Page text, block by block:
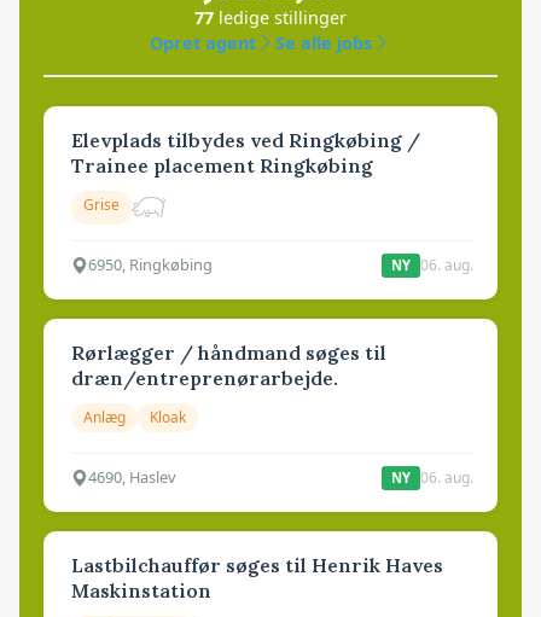
77 ledige stillinger
Opret agent
Se alle jobs
Elevplads tilbydes ved Ringkøbing /
Trainee placement Ringkøbing
Grise
6950, Ringkøbing NY 06. aug.
Rørlægger / håndmand søges til
dræn/entreprenørarbejde.
Anlæg Kloak
4690, Haslev NY 06. aug.
Lastbilchauffør søges til Henrik Haves
Maskinstation